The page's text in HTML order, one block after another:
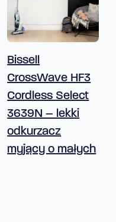
Bissell
CrossWave HF3
Cordless Select
3639N – lekki
odkurzacz
myjący o małych